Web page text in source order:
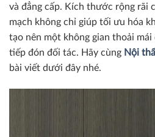
và đẳng cấp. Kích thước rộng rãi
mạch không chỉ giúp tối ưu hóa
tạo nên một không gian thoải mái
tiếp đón đối tác. Hãy cùng Nội
bài viết dưới đây nhé.